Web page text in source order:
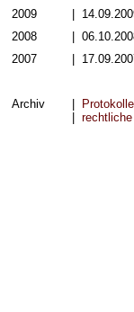
2009
|
2008
|
2007
|
Archiv